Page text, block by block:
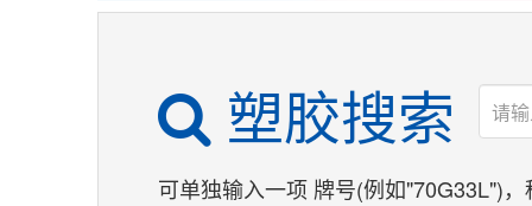
塑胶搜索
可单独输入一项 牌号(例如"70G33L")